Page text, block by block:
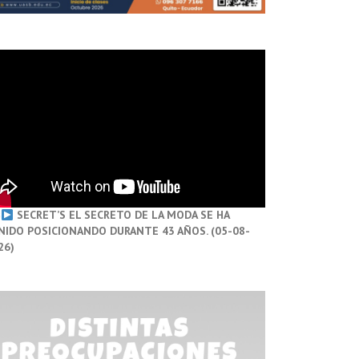
SECRET’S EL SECRETO DE LA MODA SE HA
POSICIONANDO DURANTE 43 AÑOS. (05-08-